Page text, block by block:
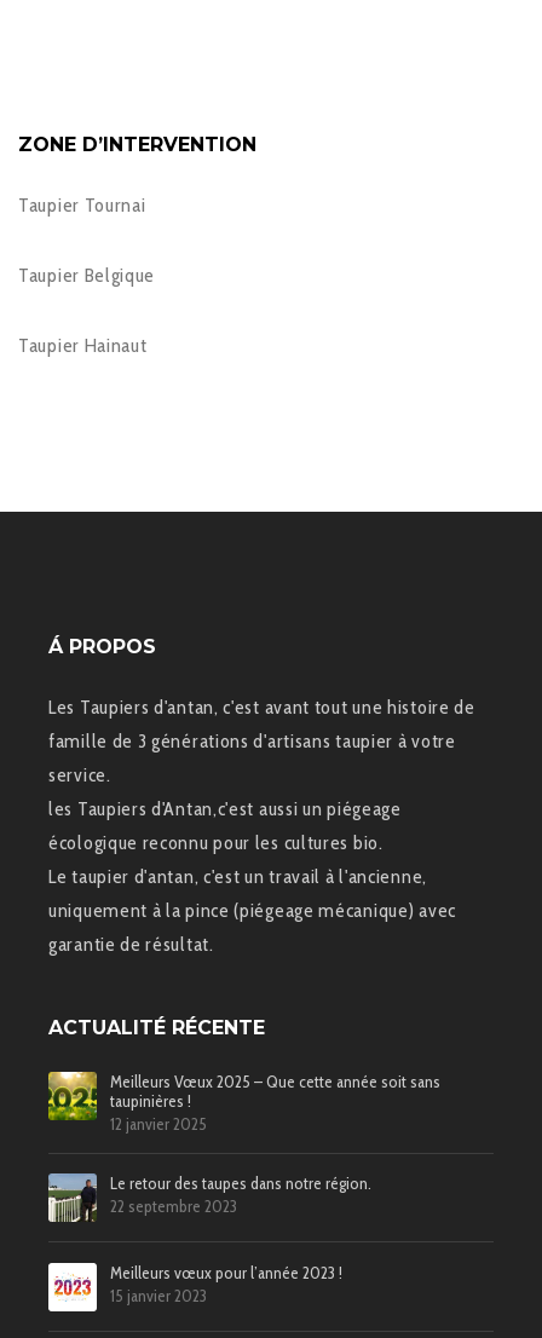
ZONE D’INTERVENTION
Taupier Tournai
Taupier Belgique
Taupier Hainaut
Á PROPOS
Les Taupiers d'antan, c'est avant tout une histoire de
famille de 3 générations d'artisans taupier à votre
service.
les Taupiers d'Antan,c'est aussi un piégeage
écologique reconnu pour les cultures bio.
Le taupier d'antan, c'est un travail à l'ancienne,
uniquement à la pince (piégeage mécanique) avec
garantie de résultat.
ACTUALITÉ RÉCENTE
Meilleurs Vœux 2025 – Que cette année soit sans
taupinières !
12 janvier 2025
Le retour des taupes dans notre région.
22 septembre 2023
Meilleurs vœux pour l’année 2023 !
15 janvier 2023